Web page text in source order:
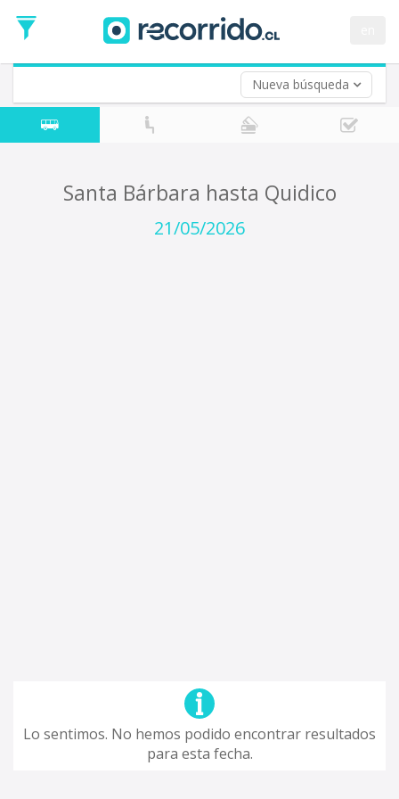
Nueva búsqueda
de
Ida
Vuelta (opcional)
Fecha
de
Santa Bárbara hasta Quidico
21/05/2026
Lo sentimos. No hemos podido encontrar resultados
para esta fecha.